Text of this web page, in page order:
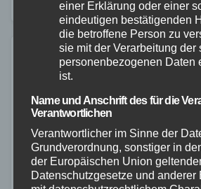
einer Erklärung oder einer
eindeutigen bestätigenden
die betroffene Person zu
sie mit der Verarbeitung der
personenbezogenen Daten
ist.
Name und Anschrift des für die
Verantwortlichen
Verantwortlicher im Sinne der
Grundverordnung, sonstiger in
der Europäischen Union
Datenschutzgesetze und anderer